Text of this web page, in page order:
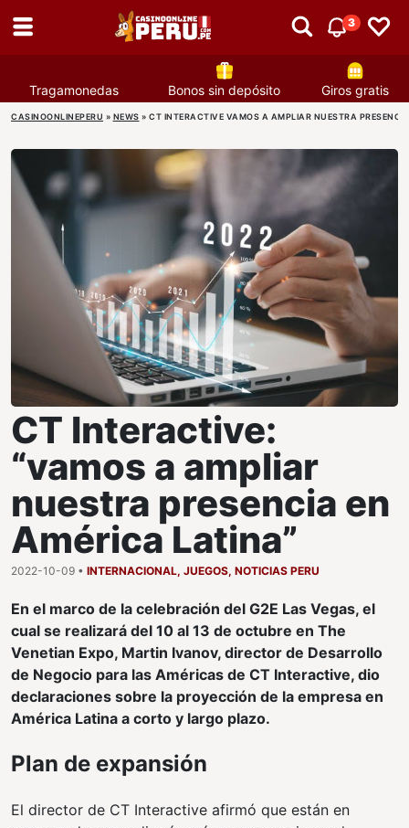
3
Tragamonedas Bonos sin depósito Giros gratis
CASINOONLINEPERU » NEWS » CT INTERACTIVE VAMOS A AMPLIAR NUESTRA
CT Interactive:
“vamos a ampliar
nuestra presencia en
América Latina”
2022-10-09 • INTERNACIONAL, JUEGOS, NOTICIAS PERU
En el marco de la celebración del G2E Las Vegas, el
cual se realizará del 10 al 13 de octubre en The
Venetian Expo, Martin Ivanov, director de Desarrollo
de Negocio para las Américas de CT Interactive, dio
declaraciones sobre la proyección de la empresa en
América Latina a corto y largo plazo.
Plan de expansión
El director de CT Interactive afirmó que están en